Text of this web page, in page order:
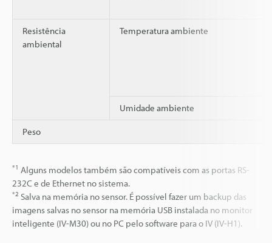
Resistência
ambiental
Temperatura ambiente
Umidade ambiente
Peso
*1 Alguns modelos também são compatíveis com as portas RS-
232C e de Ethernet no sistema.
*2 Salva na memória no sensor. É possível fazer um backup das
imagens salvas no sensor na memória USB instalada no monitor
inteligente (IV-M30) ou no PC pelo software para o IV (IV-H1).